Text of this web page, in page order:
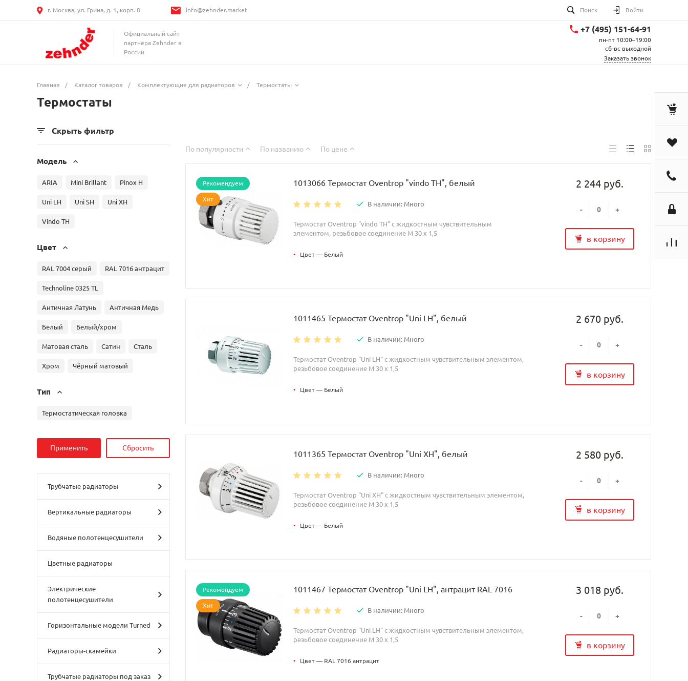
г. Москва, ул. Грина, д. 1, корп. 8 info@zehnder.market Поиск Войти
Официальный сайт
партнёра Zehnder в
России
+7 (495) 151-64-91
пн-пт 10:00–19:00
сб-вс выходной
Заказать звонок
Главная / Каталог товаров / Комплектующие для радиаторов / Термостаты
Термостаты
Скрыть фильтр
Модель
ARIA Mini Brillant Pinox H
Uni LH Uni SH Uni XH
Vindo TH
Цвет
RAL 7004 серый RAL 7016 антрацит
Technoline 0325 TL
Античная Латунь Античная Медь
Белый Белый/хром
Матовая сталь Сатин Сталь
Хром Чёрный матовый
Тип
Термостатическая головка
Трубчатые радиаторы
Вертикальные радиаторы
Водяные полотенцесушители
Цветные радиаторы
Электрические
полотенцесушители
Горизонтальные модели Turned
Радиаторы-скамейки
Трубчатые радиаторы под заказ
По популярности По названию По цене
Рекомендуем
Хит
2 244 руб.
- +
в корзину
1013066 Термостат Oventrop "vindo TH", белый
В наличии: Много
Термостат Oventrop "vindo TH" с жидкостным чувствительным
элементом, резьбовое соединение M 30 x 1,5
• Цвет — Белый
2 670 руб.
- +
в корзину
1011465 Термостат Oventrop "Uni LH", белый
В наличии: Много
Термостат Oventrop "Uni LH" с жидкостным чувствительным элементом,
резьбовое соединение M 30 x 1,5
• Цвет — Белый
2 580 руб.
- +
в корзину
1011365 Термостат Oventrop "Uni XH", белый
В наличии: Много
Термостат Oventrop "Uni XH" с жидкостным чувствительным элементом,
резьбовое соединение M 30 x 1,5
• Цвет — Белый
Рекомендуем
Хит
3 018 руб.
- +
в корзину
1011467 Термостат Oventrop "Uni LH", антрацит RAL 7016
В наличии: Много
Термостат Oventrop "Uni LH" с жидкостным чувствительным элементом,
резьбовое соединение M 30 x 1,5
• Цвет — RAL 7016 антрацит